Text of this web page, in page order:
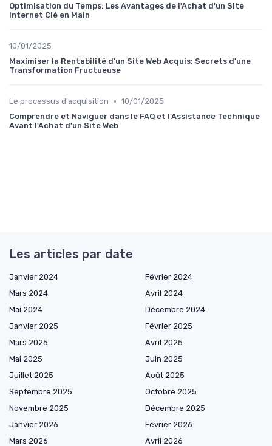
Optimisation du Temps: Les Avantages de l'Achat d'un Site
Internet Clé en Main
10/01/2025
Maximiser la Rentabilité d'un Site Web Acquis: Secrets d'une
Transformation Fructueuse
Le processus d'acquisition • 10/01/2025
Comprendre et Naviguer dans le FAQ et l'Assistance Technique
Avant l'Achat d'un Site Web
Les articles par date
Janvier 2024
Février 2024
Mars 2024
Avril 2024
Mai 2024
Décembre 2024
Janvier 2025
Février 2025
Mars 2025
Avril 2025
Mai 2025
Juin 2025
Juillet 2025
Août 2025
Septembre 2025
Octobre 2025
Novembre 2025
Décembre 2025
Janvier 2026
Février 2026
Mars 2026
Avril 2026